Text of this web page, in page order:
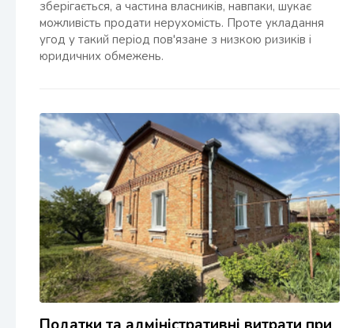
зберігається, а частина власників, навпаки, шукає
можливість продати нерухомість. Проте укладання
угод у такий період пов'язане з низкою ризиків і
юридичних обмежень.